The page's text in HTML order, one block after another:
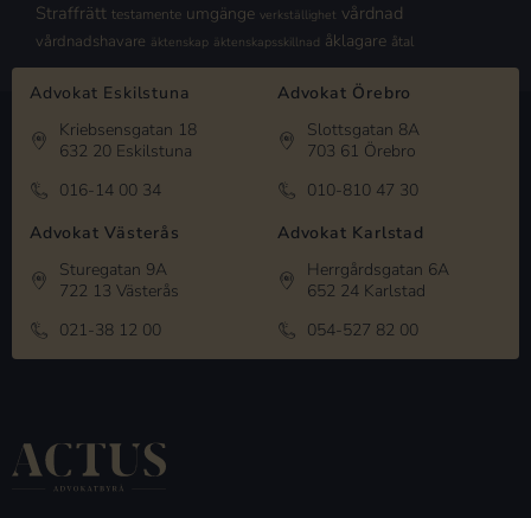
Straffrätt testamente umgänge verkställighet vårdnad
vårdnadshavare äktenskap äktenskapsskillnad åklagare åtal
Advokat Eskilstuna
Kriebsensgatan 18
632 20 Eskilstuna
016-14 00 34
Advokat Örebro
Slottsgatan 8A
703 61 Örebro
010-810 47 30
Advokat Västerås
Sturegatan 9A
722 13 Västerås
021-38 12 00
Advokat Karlstad
Herrgårdsgatan 6A
652 24 Karlstad
054-527 82 00